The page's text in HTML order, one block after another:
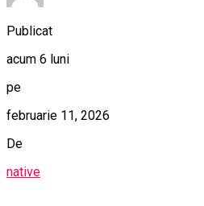
Publicat
acum 6 luni
pe
februarie 11, 2026
De
native